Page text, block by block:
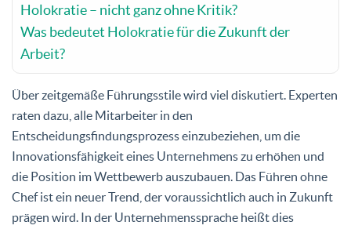
Holokratie – nicht ganz ohne Kritik?
Was bedeutet Holokratie für die Zukunft der
Arbeit?
Über zeitgemäße Führungsstile wird viel diskutiert. Experten
raten dazu, alle Mitarbeiter in den
Entscheidungsfindungsprozess einzubeziehen, um die
Innovationsfähigkeit eines Unternehmens zu erhöhen und
die Position im Wettbewerb auszubauen. Das Führen ohne
Chef ist ein neuer Trend, der voraussichtlich auch in Zukunft
prägen wird. In der Unternehmenssprache heißt dies